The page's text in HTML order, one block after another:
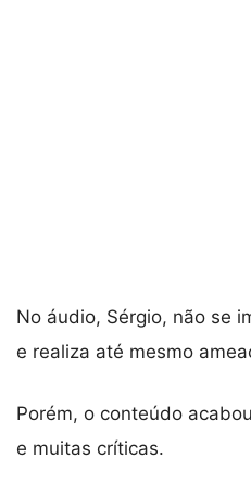
No áudio, Sérgio, não se
e realiza até mesmo
Porém, o conteúdo
e muitas críticas.